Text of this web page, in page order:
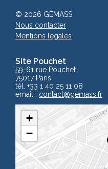
Site Pouchet
59-61 rue Pouchet
75017 Paris
tél. +33 1 40 25 11 08
email : contact@gemass.fr
+
−
© 2026 GEMASS
Nous contacter
Mentions légales